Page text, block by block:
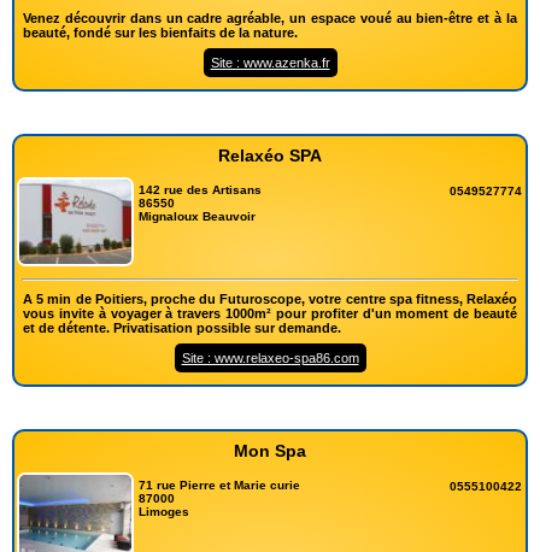
Venez découvrir dans un cadre agréable, un espace voué au bien-être et à la
beauté, fondé sur les bienfaits de la nature.
Site : www.azenka.fr
Relaxéo SPA
142 rue des Artisans
86550
Mignaloux Beauvoir
0549527774
A 5 min de Poitiers, proche du Futuroscope, votre centre spa fitness, Relaxéo
vous invite à voyager à travers 1000m² pour profiter d'un moment de beauté
et de détente. Privatisation possible sur demande.
Site : www.relaxeo-spa86.com
Mon Spa
71 rue Pierre et Marie curie
87000
Limoges
0555100422